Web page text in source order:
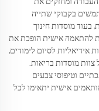
בקבוקי שתייה
בעוד מוסדות חינוך
להתאמה אישית הופכת את
אידיאליות לסיום לימודים,
צוות מוסדות בריאות.
וטיפוסי צבעים
אישית יתאימו לכל